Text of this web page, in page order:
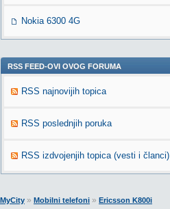
Nokia 6300 4G
RSS FEED-OVI OVOG FORUMA
RSS najnovijih topica
RSS poslednjih poruka
RSS izdvojenjih topica (vesti i članci)
MyCity » Mobilni telefoni » Ericsson K800i